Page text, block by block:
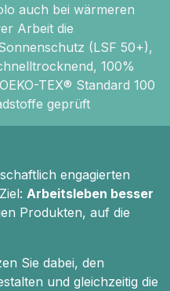
auch bei wärmeren
Arbeit die
(LSF 50+),
100%
TEX® Standard 100
geprüft
engagierten
Arbeitsleben besser
Produkten, auf die
Sie dabei, den
und gleichzeitig die